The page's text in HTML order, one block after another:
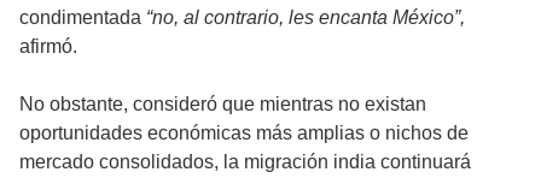
condimentada “no, al contrario, les encanta México”,
afirmó.
No obstante, consideró que mientras no existan
oportunidades económicas más amplias o nichos de
mercado consolidados, la migración india continuará